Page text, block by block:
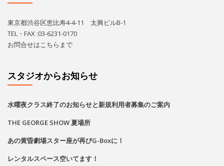
東京都渋谷区恵比寿4-4-11 太興ビルB-1
TEL・FAX :03-6231-0170
お問合せはこちら まで
スタジオからお知らせ
水曜夜クラス終了のお知らせと新規利用者募集のご案内
THE GEORGE SHOW 夏場所
あの黄昏劇場スター座が再びG-Boxに！
レンタルスペース空いてます！